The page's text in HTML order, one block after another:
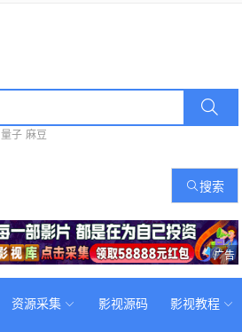
量子 麻豆
搜索
广告
资源采集 影视源码 影视教程